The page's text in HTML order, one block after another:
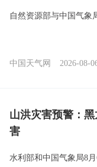
自然资源部与中国气象
中国天气网 2026-08-
山洪灾害预警：
害
水利部和中国气象局8